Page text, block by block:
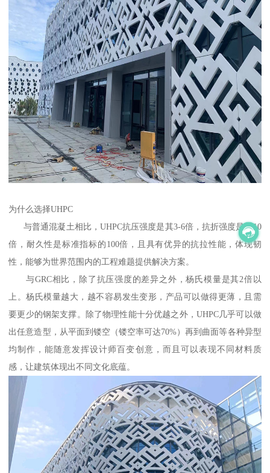
为什么选择UHPC
与普通混凝土相比，UHPC抗压强度是其3-6倍，抗折强度是其10
倍，耐久性是标准指标的100倍，且具有优异的抗拉性能，体现韧
性，能够为世界范围内的工程难题提供解决方案。
与GRC相比，除了抗压强度的差异之外，杨氏模量是其2倍以
上。杨氏模量越大，越不容易发生变形，产品可以做得更薄，且需
要更少的钢架支撑。除了物理性能十分优越之外，UHPC几乎可以做
出任意造型，从平面到镂空（镂空率可达70%）再到曲面等各种异型
均制作，能随意发挥设计师百变创意，而且可以表现不同材料质
感，让建筑体现出不同文化底蕴。